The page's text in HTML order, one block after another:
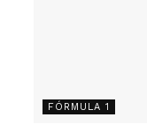
FÓRMULA 1